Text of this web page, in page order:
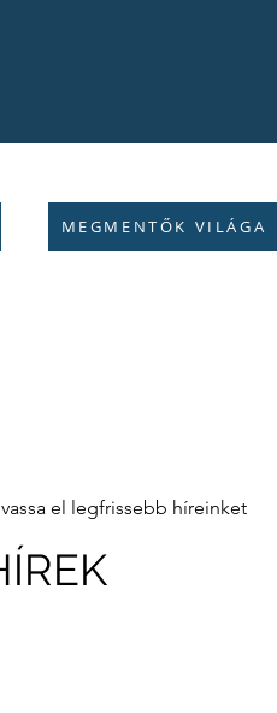
MEGMENTŐK VILÁGA
el legfrissebb híreinket